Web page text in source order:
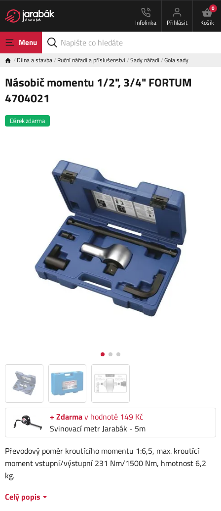
Infolinka Přihlásit
0
Košík
Menu
Dílna a stavba Ruční nářadí a příslušenství Sady nářadí Gola sady
Násobič momentu 1/2", 3/4" FORTUM
4704021
Dárek zdarma
+ Zdarmav hodnotě 149 Kč
Svinovací metr Jarabák - 5m
Převodový poměr kroutícího momentu 1:6,5, max. kroutící
moment vstupní/výstupní 231 Nm/1500 Nm, hmotnost 6,2
kg.
Celý popis